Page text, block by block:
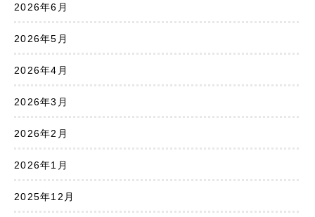
2026年6月
2026年5月
2026年4月
2026年3月
2026年2月
2026年1月
2025年12月